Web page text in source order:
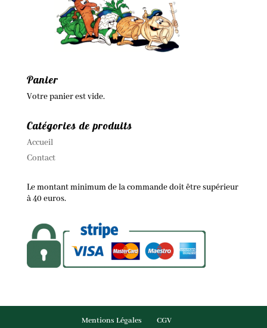
Panier
Votre panier est vide.
Catégories de produits
Accueil
Contact
Le montant minimum de la commande doit être supérieur
à 40 euros.
Mentions Légales CGV